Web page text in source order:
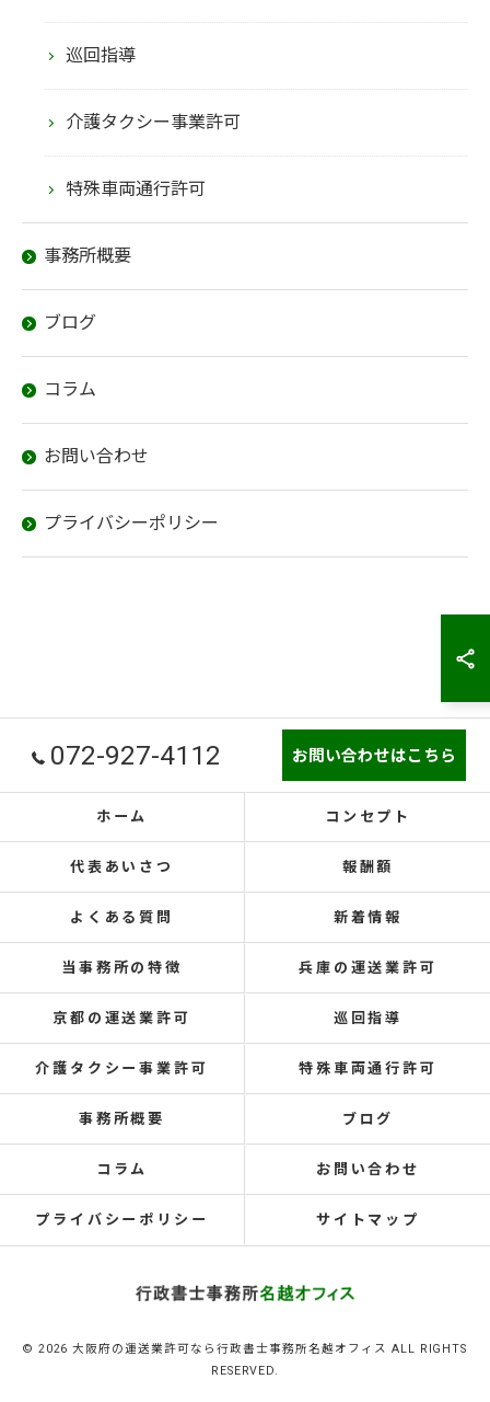
巡回指導
介護タクシー事業許可
特殊車両通行許可
事務所概要
ブログ
コラム
お問い合わせ
プライバシーポリシー
072-927-4112 お問い合わせはこちら
ホーム コンセプト
代表あいさつ 報酬額
よくある質問 新着情報
当事務所の特徴 兵庫の運送業許可
京都の運送業許可 巡回指導
介護タクシー事業許可 特殊車両通行許可
事務所概要 ブログ
コラム お問い合わせ
プライバシーポリシー サイトマップ
© 2026 大阪府の運送業許可なら行政書士事務所名越オフィス ALL RIGHTS
RESERVED.